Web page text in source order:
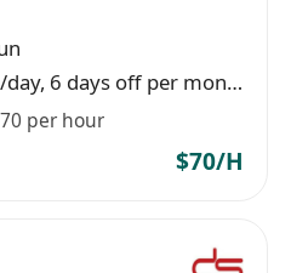
More than 8 hours/day, 6 days off per month
per hour
$70/H